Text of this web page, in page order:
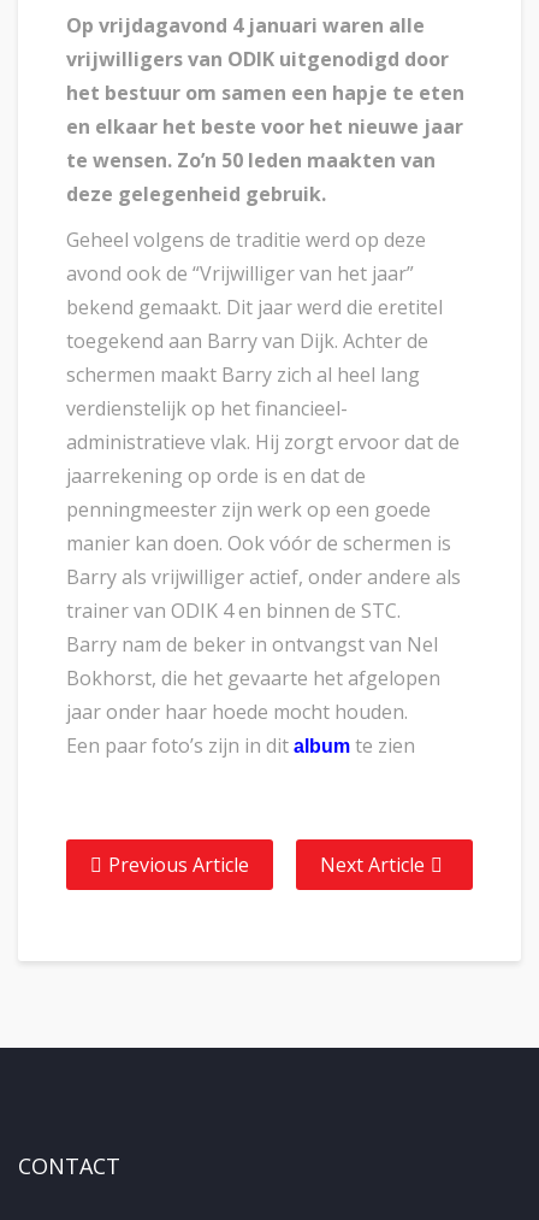
Op vrijdagavond 4 januari waren alle
vrijwilligers van ODIK uitgenodigd door
het bestuur om samen een hapje te eten
en elkaar het beste voor het nieuwe jaar
te wensen. Zo’n 50 leden maakten van
deze gelegenheid gebruik.
Geheel volgens de traditie werd op deze
avond ook de “Vrijwilliger van het jaar”
bekend gemaakt. Dit jaar werd die eretitel
toegekend aan Barry van Dijk. Achter de
schermen maakt Barry zich al heel lang
verdienstelijk op het financieel-
administratieve vlak. Hij zorgt ervoor dat de
jaarrekening op orde is en dat de
penningmeester zijn werk op een goede
manier kan doen. Ook vóór de schermen is
Barry als vrijwilliger actief, onder andere als
trainer van ODIK 4 en binnen de STC.
Barry nam de beker in ontvangst van Nel
Bokhorst, die het gevaarte het afgelopen
jaar onder haar hoede mocht houden.
Een paar foto’s zijn in dit album te zien
Previous Article Next Article
CONTACT